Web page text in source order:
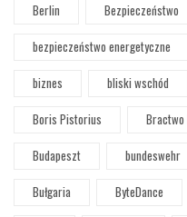
Berlin
Bezpieczeństwo
bezpieczeństwo energetyczne
biznes
bliski wschód
Boris Pistorius
Bractwo
Budapeszt
bundeswehr
Bułgaria
ByteDance